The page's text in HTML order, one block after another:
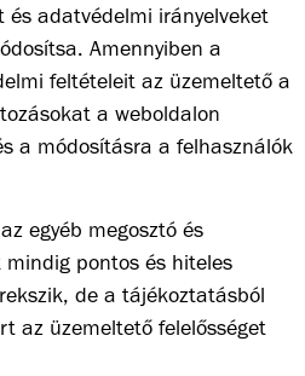
adatvédelmi irányelveket
Amennyiben a
feltételeit az üzemeltető a
a weboldalon
a módosításra a felhasználók
egyéb megosztó és
pontos és hiteles
de a tájékoztatásból
az üzemeltető felelősséget